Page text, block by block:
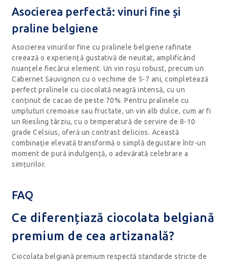
Asocierea perfectă: vinuri fine și
praline belgiene
Asocierea vinurilor fine cu pralinele belgiene rafinate
creează o experiență gustativă de neuitat, amplificând
nuanțele fiecărui element. Un vin roșu robust, precum un
Cabernet Sauvignon cu o vechime de 5-7 ani, completează
perfect pralinele cu ciocolată neagră intensă, cu un
conținut de cacao de peste 70%. Pentru pralinele cu
umpluturi cremoase sau fructate, un vin alb dulce, cum ar fi
un Riesling târziu, cu o temperatură de servire de 8-10
grade Celsius, oferă un contrast delicios. Această
combinație elevată transformă o simplă degustare într-un
moment de pură indulgență, o adevărată celebrare a
simțurilor.
FAQ
Ce diferențiază ciocolata belgiană
premium de cea artizanală?
Ciocolata belgiană premium respectă standarde stricte de